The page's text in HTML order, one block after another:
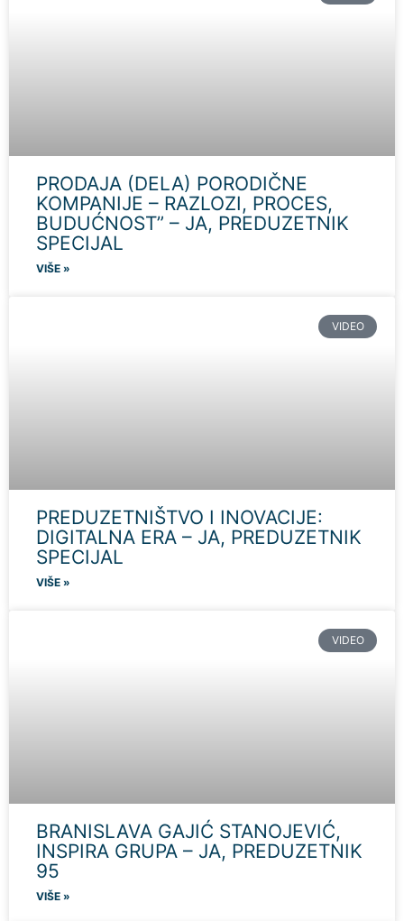
PRODAJA (DELA) PORODIČNE
KOMPANIJE – RAZLOZI, PROCES,
BUDUĆNOST” – JA, PREDUZETNIK
SPECIJAL
VIŠE »
VIDEO
PREDUZETNIŠTVO I INOVACIJE:
DIGITALNA ERA – JA, PREDUZETNIK
SPECIJAL
VIŠE »
VIDEO
BRANISLAVA GAJIĆ STANOJEVIĆ,
INSPIRA GRUPA – JA, PREDUZETNIK
95
VIŠE »